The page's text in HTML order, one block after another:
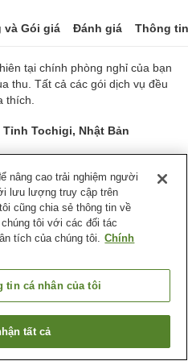
và Gói giá Đánh giá Thông
tại chính phòng nghỉ của bạn
thu. Tất cả các gói dịch vụ đều
thích.
Tochigi, Nhật Bản
Suối nước nóng trong nhà
Thành phố Nasushiobara
trống
nâng cao trải nghiệm người
lưu lượng truy cập trên
cũng chia sẻ thông tin về
tôi với các đối tác
tích của chúng tôi. Chính
tin cá nhân của tôi
tất cả